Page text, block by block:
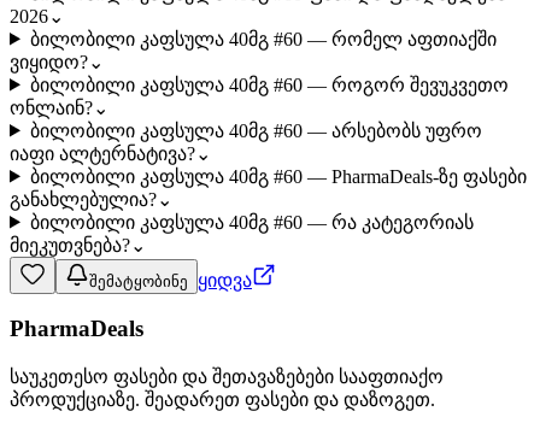
2026⌄
ბილობილი კაფსულა 40მგ #60 — რომელ აფთიაქში
ვიყიდო?⌄
ბილობილი კაფსულა 40მგ #60 — როგორ შევუკვეთო
ონლაინ?⌄
ბილობილი კაფსულა 40მგ #60 — არსებობს უფრო
იაფი ალტერნატივა?⌄
ბილობილი კაფსულა 40მგ #60 — PharmaDeals-ზე ფასები
განახლებულია?⌄
ბილობილი კაფსულა 40მგ #60 — რა კატეგორიას
მიეკუთვნება?⌄
შემატყობინე ყიდვა
PharmaDeals
საუკეთესო ფასები და შეთავაზებები სააფთიაქო
პროდუქციაზე. შეადარეთ ფასები და დაზოგეთ.